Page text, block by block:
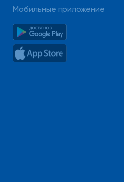
Мобильные приложение